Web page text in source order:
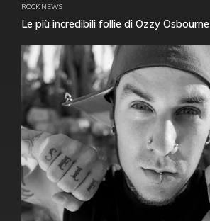
ROCK NEWS
Le più incredibili follie di Ozzy Osbourne